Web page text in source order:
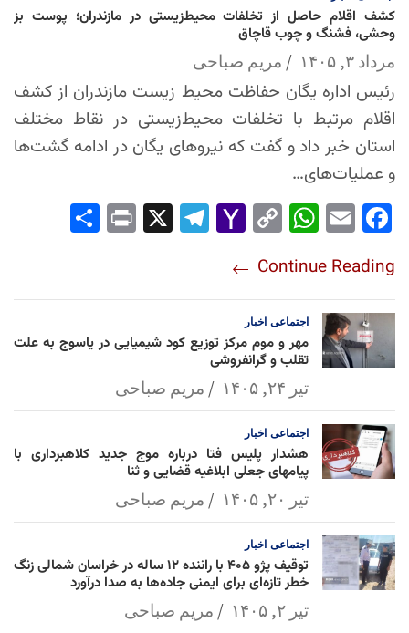
کشف اقلام حاصل از تخلفات محیط‌زیستی در مازندران؛ پوست بز
وحشی، فشنگ و چوب قاچاق
مرداد ۳, ۱۴۰۵ مریم صباحی
رئیس اداره یگان حفاظت محیط زیست مازندران از کشف
اقلام مرتبط با تخلفات محیط‌زیستی در نقاط مختلف
استان خبر داد و گفت که نیروهای یگان در ادامه گشت‌ها
و عملیات‌های…
Fac
ok
Em
Wh
Ap
p
Co
Lin
k
Yah
l
Tel
Pri
Continue Reading
اجتماعی اخبار
مهر و موم مرکز توزیع کود شیمیایی در یاسوج به علت
تقلب و گرانفروشی
تیر ۲۴, ۱۴۰۵ مریم صباحی
اجتماعی اخبار
هشدار پلیس فتا درباره موج جدید کلاهبرداری با
پیامهای جعلی ابلاغیه قضایی و ثنا
تیر ۲۰, ۱۴۰۵ مریم صباحی
اجتماعی اخبار
توقیف پژو ۴۰۵ با راننده ۱۲ ساله در خراسان شمالی زنگ
خطر تازه‌ای برای ایمنی جاده‌ها به صدا درآورد
تیر ۲, ۱۴۰۵ مریم صباحی